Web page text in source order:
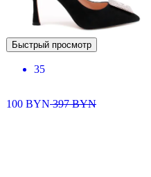
Быстрый просмотр
35
100 BYN397BYN